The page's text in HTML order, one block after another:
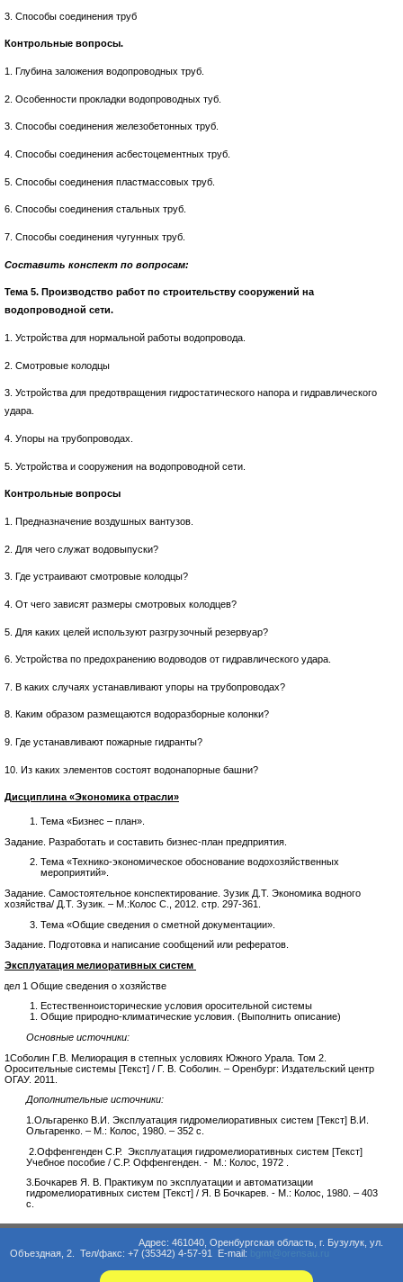
3. Способы соединения труб
Контрольные вопросы.
1. Глубина заложения водопроводных труб.
2. Особенности прокладки водопроводных туб.
3. Способы соединения железобетонных труб.
4. Способы соединения асбестоцементных труб.
5. Способы соединения пластмассовых труб.
6. Способы соединения стальных труб.
7. Способы соединения чугунных труб.
Составить конспект по вопросам:
Тема 5. Производство работ по строительству сооружений на
водопроводной сети.
1. Устройства для нормальной работы водопровода.
2. Смотровые колодцы
3. Устройства для предотвращения гидростатического напора и гидравлического
удара.
4. Упоры на трубопроводах.
5. Устройства и сооружения на водопроводной сети.
Контрольные вопросы
1. Предназначение воздушных вантузов.
2. Для чего служат водовыпуски?
3. Где устраивают смотровые колодцы?
4. От чего зависят размеры смотровых колодцев?
5. Для каких целей используют разгрузочный резервуар?
6. Устройства по предохранению водоводов от гидравлического удара.
7. В каких случаях устанавливают упоры на трубопроводах?
8. Каким образом размещаются водоразборные колонки?
9. Где устанавливают пожарные гидранты?
10. Из каких элементов состоят водонапорные башни?
Дисциплина «Экономика отрасли»
Тема «Бизнес – план».
Задание. Разработать и составить бизнес-план предприятия.
Тема «Технико-экономическое обоснование водохозяйственных
мероприятий».
Задание. Самостоятельное конспектирование. Зузик Д.Т. Экономика водного
хозяйства/ Д.Т. Зузик. – М.:Колос С., 2012. стр. 297-361.
Тема «Общие сведения о сметной документации».
Задание. Подготовка и написание сообщений или рефератов.
Эксплуатация мелиоративных систем
1 Общие сведения о хозяйстве
Естественноисторические условия оросительной системы
Общие природно-климатические условия. (Выполнить описание)
Основные источники:
1Соболин Г.В. Мелиорация в степных условиях Южного Урала. Том 2.
Оросительные системы [Текст] / Г. В. Соболин. – Оренбург: Издательский центр
ОГАУ. 2011.
Дополнительные источники:
1.Ольгаренко В.И. Эксплуатация гидромелиоративных систем [Текст] В.И.
Ольгаренко. – М.: Колос, 1980. – 352 с.
2.Оффенгенден С.Р. Эксплуатация гидромелиоративных систем [Текст]
Учебное пособие / С.Р. Оффенгенден. - М.: Колос, 1972 .
3.Бочкарев Я. В. Практикум по эксплуатации и автоматизации
гидромелиоративных систем [Текст] / Я. В Бочкарев. - М.: Колос, 1980. – 403
с.
Адрес: 461040, Оренбургская область, г. Бузулук, ул.
Объездная, 2. Тел/факс: +7 (35342) 4-57-91 E-mail: